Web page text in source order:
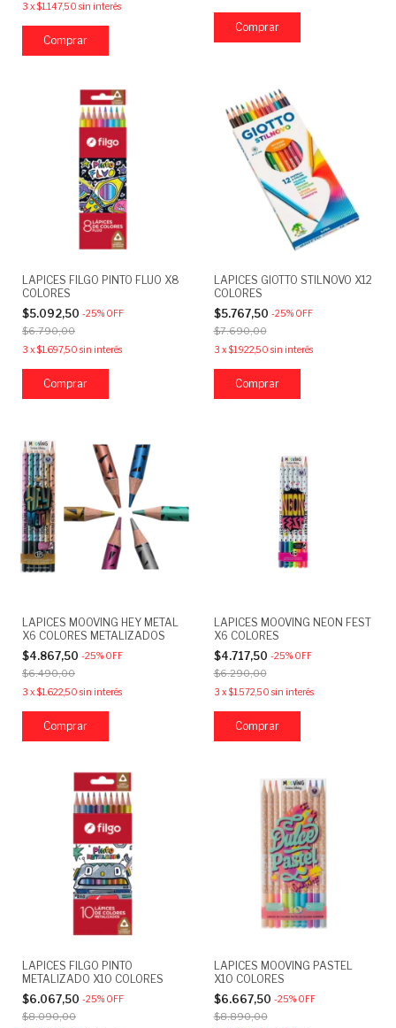
3 x$1.147,50 sin interés
LAPICES FILGO PINTO FLUO X8
COLORES
$5.092,50 -25% OFF
$6.790,00
3 x$1.697,50 sin interés
LAPICES GIOTTO STILNOVO X12
COLORES
$5.767,50 -25% OFF
$7.690,00
3 x$1.922,50 sin interés
LAPICES MOOVING HEY METAL
X6 COLORES METALIZADOS
$4.867,50 -25% OFF
$6.490,00
3 x$1.622,50 sin interés
LAPICES MOOVING NEON FEST
X6 COLORES
$4.717,50 -25% OFF
$6.290,00
3 x$1.572,50 sin interés
LAPICES FILGO PINTO
METALIZADO X10 COLORES
$6.067,50 -25% OFF
$8.090,00
LAPICES MOOVING PASTEL
X10 COLORES
$6.667,50 -25% OFF
$8.890,00